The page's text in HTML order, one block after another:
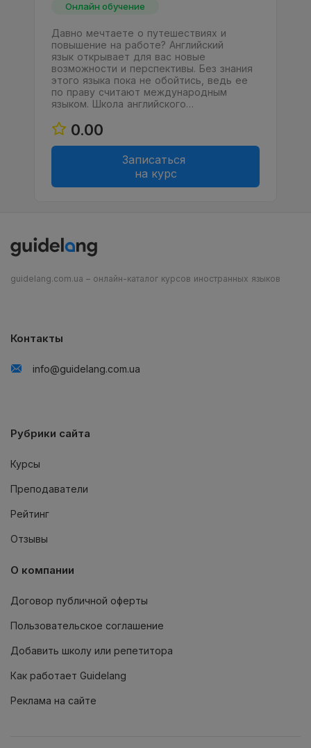
Онлайн обучение
Давно мечтаете о путешествиях и
повышение на работе? Английский
язык открывает для вас новые
возможности и перспективы. Без знания
этого языка пока не обойтись, ведь ее
по праву считают международным
языком. Школа английского…
0.00
Записаться
на курс
guidelang.com.ua – онлайн-каталог курсов иностранных языков
Контакты
info@guidelang.com.ua
Рубрики сайта
Курсы
Преподаватели
Рейтинг
Отзывы
О компании
Договор публичной оферты
Пользовательское соглашение
Добавить школу или репетитора
Как работает Guidelang
Реклама на сайте